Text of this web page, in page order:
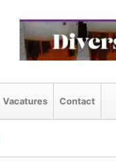
Vacatures Contact